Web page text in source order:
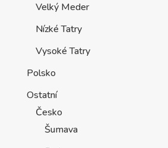
Velký Meder
Nízké Tatry
Vysoké Tatry
Polsko
Ostatní
Česko
Šumava